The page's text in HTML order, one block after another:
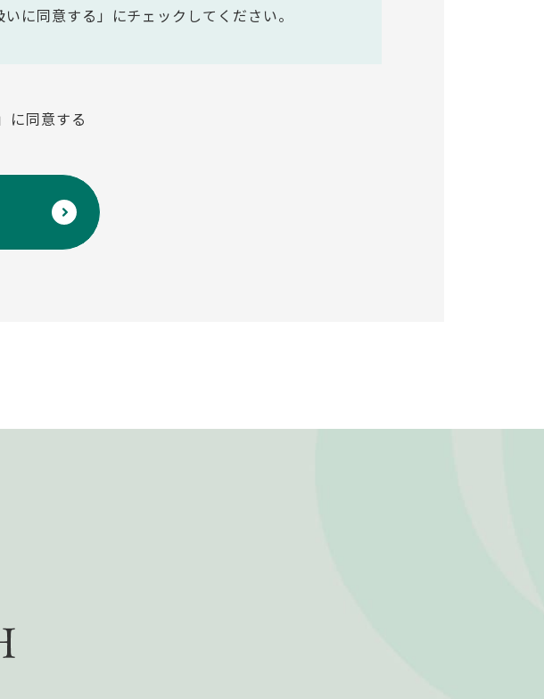
に同意する」にチェックしてください。
に同意する